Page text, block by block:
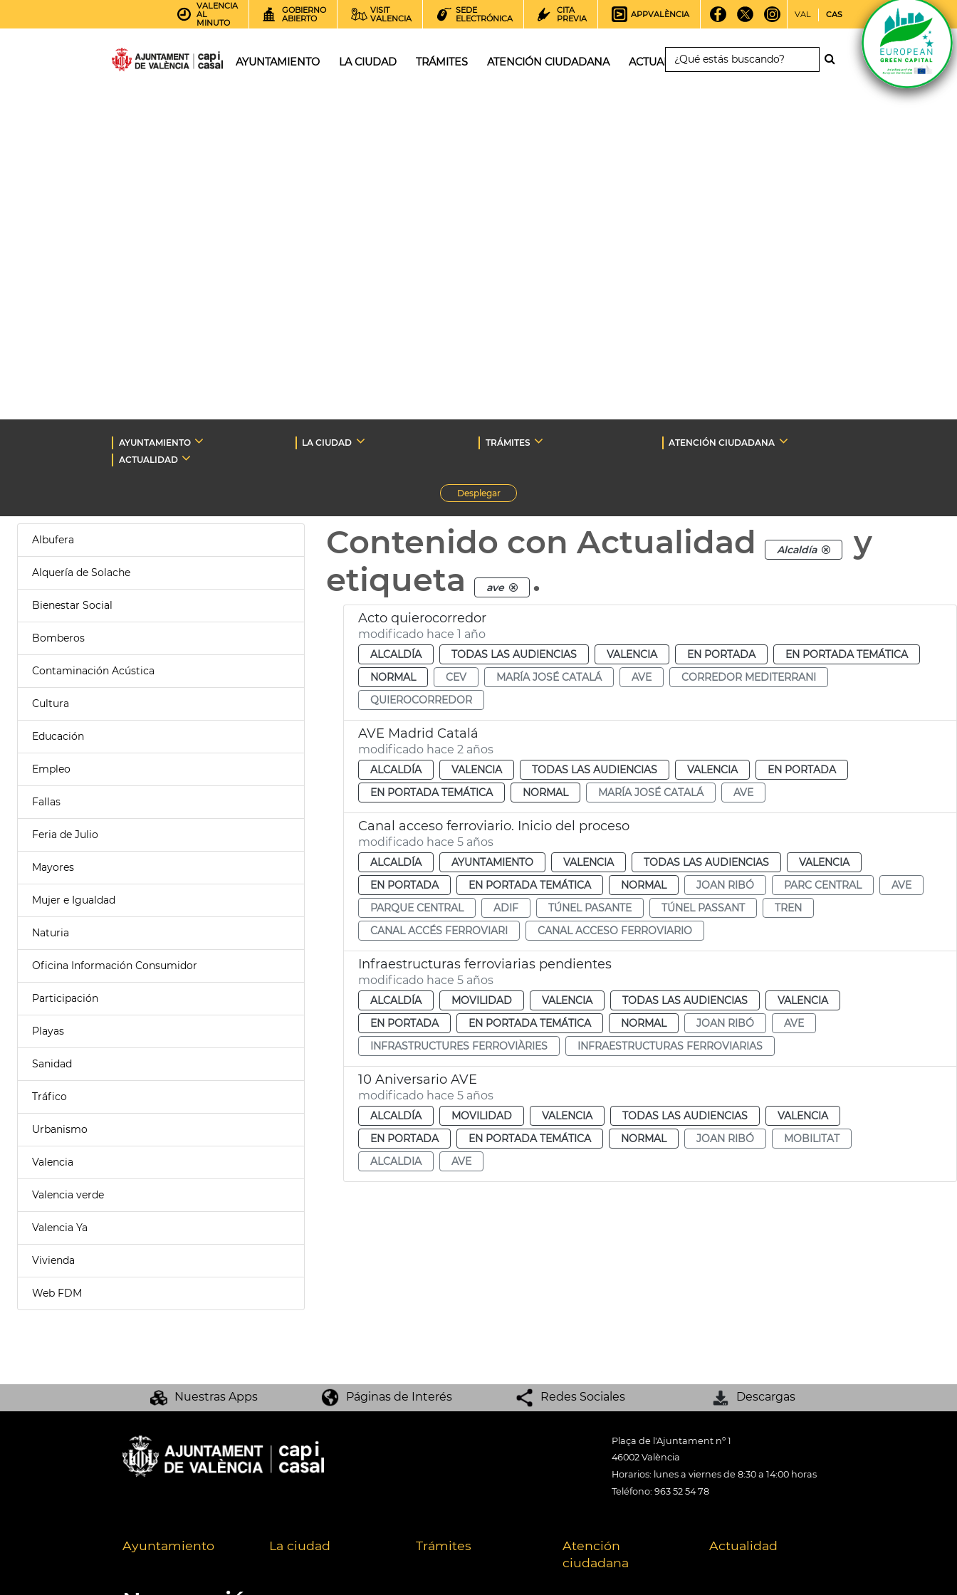
VALENCIA
AL
MINUTO
GOBIERNO
ABIERTO
VISIT
VALENCIA
SEDE
ELECTRÓNICA
CITA
PREVIA
APPVALÈNCIA VAL CAS
AYUNTAMIENTO LA CIUDAD TRÁMITES ATENCIÓN CIUDADANA ACTUALIDAD
AYUNTAMIENTO LA CIUDAD TRÁMITES
ATENCIÓN CIUDADANA
ACTUALIDAD
Desplegar
Albufera
Alquería de Solache
Bienestar Social
Bomberos
Contaminación Acústica
Cultura
Educación
Empleo
Fallas
Feria de Julio
Mayores
Mujer e Igualdad
Naturia
Oficina Información Consumidor
Participación
Playas
Sanidad
Tráfico
Urbanismo
Valencia
Valencia verde
Valencia Ya
Vivienda
Web FDM
Contenido con Actualidad Alcaldía
y
etiqueta
ave .
Acto quierocorredor
modificado hace 1 año
ALCALDÍA TODAS LAS AUDIENCIAS VALENCIA EN PORTADA
EN PORTADA TEMÁTICA
NORMAL
CEV MARÍA JOSÉ CATALÁ AVE
CORREDOR MEDITERRANI
QUIEROCORREDOR
AVE Madrid Catalá
modificado hace 2 años
ALCALDÍA VALENCIA TODAS LAS AUDIENCIAS VALENCIA
EN PORTADA
EN PORTADA TEMÁTICA
NORMAL MARÍA JOSÉ CATALÁ AVE
Canal acceso ferroviario. Inicio del proceso
modificado hace 5 años
ALCALDÍA AYUNTAMIENTO VALENCIA TODAS LAS AUDIENCIAS
VALENCIA
EN PORTADA
EN PORTADA TEMÁTICA NORMAL JOAN RIBÓ PARC CENTRAL
AVE
PARQUE CENTRAL
ADIF TÚNEL PASANTE TÚNEL PASSANT
TREN
CANAL ACCÉS FERROVIARI
CANAL ACCESO FERROVIARIO
Infraestructuras ferroviarias pendientes
modificado hace 5 años
ALCALDÍA MOVILIDAD VALENCIA TODAS LAS AUDIENCIAS
VALENCIA
EN PORTADA
EN PORTADA TEMÁTICA NORMAL JOAN RIBÓ
AVE
INFRASTRUCTURES FERROVIÀRIES
INFRAESTRUCTURAS FERROVIARIAS
10 Aniversario AVE
modificado hace 5 años
ALCALDÍA MOVILIDAD VALENCIA TODAS LAS AUDIENCIAS
VALENCIA
EN PORTADA
EN PORTADA TEMÁTICA NORMAL JOAN RIBÓ
MOBILITAT
ALCALDIA
AVE
Nuestras Apps Páginas de Interés Redes Sociales Descargas
Plaça de l'Ajuntament nº 1
46002 València
Horarios: lunes a viernes de 8:30 a 14:00 horas
Teléfono: 963 52 54 78
Ayuntamiento La ciudad Trámites
Atención
ciudadana
Actualidad